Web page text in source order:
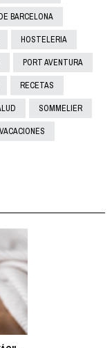
BARCELONA
HOSTELERIA
PORT AVENTURA
RECETAS
SOMMELIER
VACACIONES